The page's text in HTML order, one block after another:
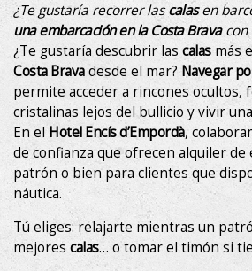
¿Te gustaría recorrer lascalasen
una embarcación en la Costa Bravacon
¿Te gustaría descubrir las calasmás
Costa Bravadesde el mar? Navegar
permite acceder a rincones ocultos,
cristalinas lejos del bullicio y vivir
En el Hotel Encís d’Empordà,
de confianza que ofrecen alquiler de
patrón o bien para clientes que
náutica.
Tú eliges: relajarte mientras un
mejores calas… o tomar el timón si
Modificar cookies